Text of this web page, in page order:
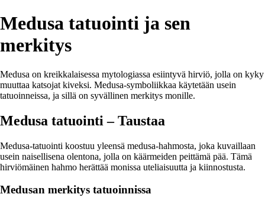
Medusa tatuointi ja sen
merkitys
Medusa on kreikkalaisessa mytologiassa esiintyvä hirviö, jolla on kyky
muuttaa katsojat kiveksi. Medusa-symboliikkaa käytetään usein
tatuoinneissa, ja sillä on syvällinen merkitys monille.
Medusa tatuointi – Taustaa
Medusa-tatuointi koostuu yleensä medusa-hahmosta, joka kuvaillaan
usein naisellisena olentona, jolla on käärmeiden peittämä pää. Tämä
hirviömäinen hahmo herättää monissa uteliaisuutta ja kiinnostusta.
Medusan merkitys tatuoinnissa